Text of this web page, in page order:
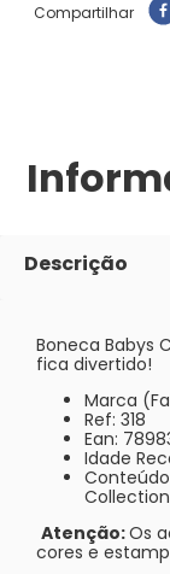
Compartilhar
Descrição
Boneca Babys
fica divertido!
Marca
Ref: 318
Ean:
Idade
Atenção:Os
cores e